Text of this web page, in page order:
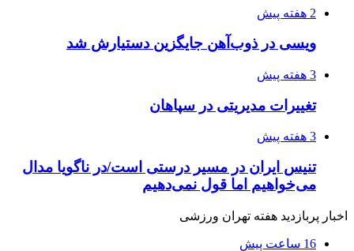
2 هفته پیش
ویسی در ذوب‌آهن جایگزین دستیارش شد
3 هفته پیش
تغییرات مدیریتی در سپاهان
3 هفته پیش
تنیس ایران در مسیر درستی است/در ناگویا مدال
می‌خواهیم اما قول نمی‌دهیم
اخبار پربازدید هفته تهران ورزشی
16 ساعت پیش